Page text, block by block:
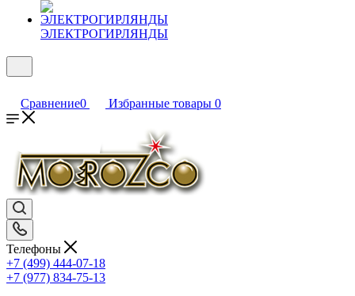
ЭЛЕКТРОГИРЛЯНДЫ
Сравнение0 Избранные товары 0
Телефоны
+7 (499) 444-07-18
+7 (977) 834-75-13